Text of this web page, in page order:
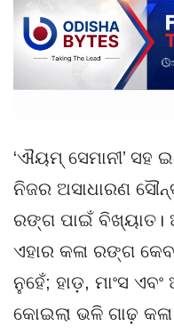
‘ଐୟମ୍ ସେମାନୀ’
ନିଜର ଅସାଧାରଣ
ରଙ୍ଗ ପାଇଁ ବିଖ୍ୟାତ।
ଏହାର କଳା ରଙ୍ଗ
ନୁହେଁ; ହାଡ଼, ମାଂସ
କୋଇଲା ଭଳି ଗାଢ଼